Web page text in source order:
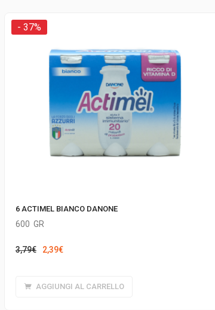
- 37%
6 ACTIMEL BIANCO DANONE
600 GR
3,79€
Il
era:
2,39€Il
è:
AGGIUNGI AL CARRELLO